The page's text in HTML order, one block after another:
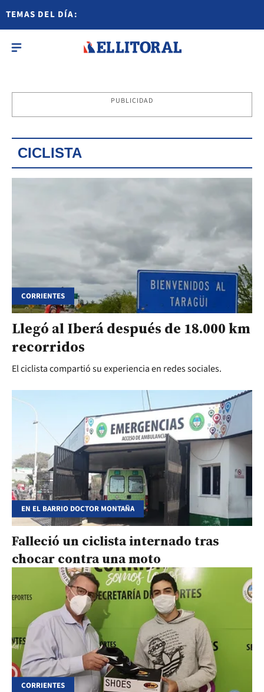
TEMAS DEL DÍA:
PUBLICIDAD
CICLISTA
CORRIENTES
Llegó al Iberá después de 18.000 km
recorridos
El ciclista compartió su experiencia en redes sociales.
EN EL BARRIO DOCTOR MONTAÑA
Falleció un ciclista internado tras
chocar contra una moto
CORRIENTES